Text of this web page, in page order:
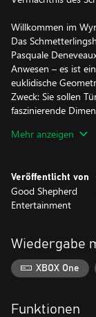
Willkommen im
Das
Pasquale
Anwesen – es ist
euklidische
Zweck: Sie sollen
faszinierende
Roguelike-Action-
Wyrd erkundest.
herausfordernde
zu erkennen,
prügeln.
Mehr anzeigen
Veröffentlicht von
Good Shepherd
Entertainment
Wiedergabe
XBOX One
Funktionen